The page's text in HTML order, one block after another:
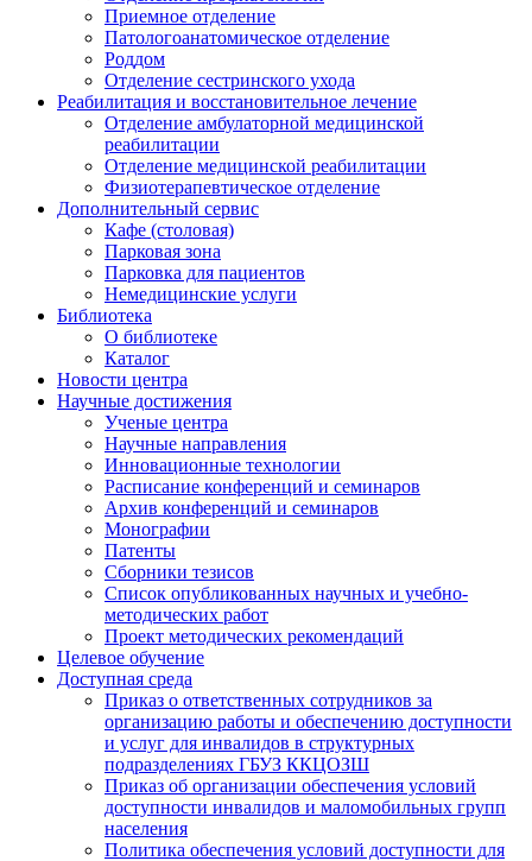
Приемное отделение
Патологоанатомическое отделение
Роддом
Отделение сестринского ухода
Реабилитация и восстановительное лечение
Отделение амбулаторной медицинской
реабилитации
Отделение медицинской реабилитации
Физиотерапевтическое отделение
Дополнительный сервис
Кафе (столовая)
Парковая зона
Парковка для пациентов
Немедицинские услуги
Библиотека
О библиотеке
Каталог
Новости центра
Научные достижения
Ученые центра
Научные направления
Инновационные технологии
Расписание конференций и семинаров
Архив конференций и семинаров
Монографии
Патенты
Сборники тезисов
Список опубликованных научных и учебно-
методических работ
Проект методических рекомендаций
Целевое обучение
Доступная среда
Приказ о ответственных сотрудников за
организацию работы и обеспечению доступности
и услуг для инвалидов в структурных
подразделениях ГБУЗ ККЦОЗШ
Приказ об организации обеспечения условий
доступности инвалидов и маломобильных групп
населения
Политика обеспечения условий доступности для